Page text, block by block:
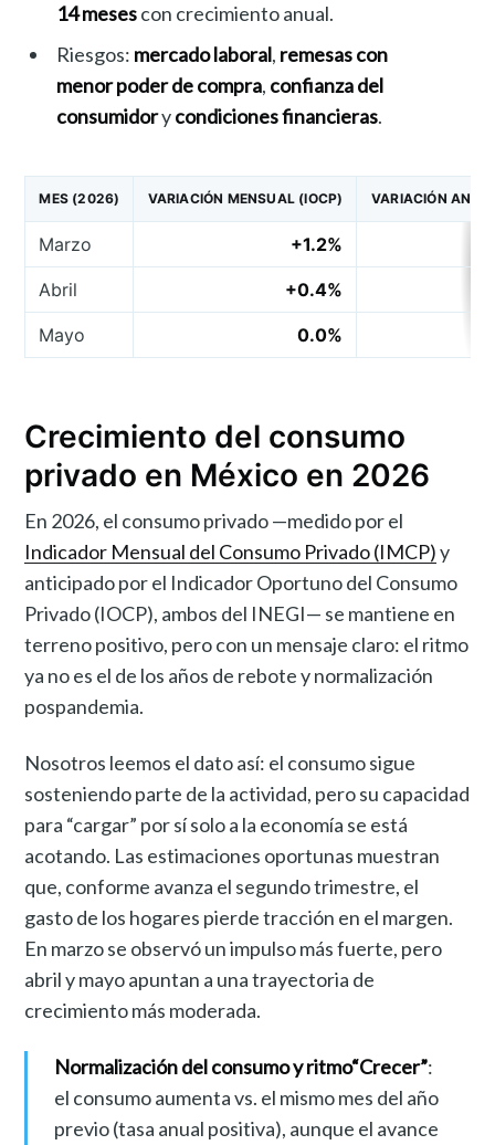
14 mesescon crecimiento anual.
Riesgos: mercado laboral, remesas con
menor poder de compra, confianza del
consumidorycondiciones financieras.
MES (2026) VARIACIÓN MENSUAL (IOCP) VARIACIÓN
Marzo +1.2%
Abril +0.4%
Mayo 0.0%
Crecimiento del consumo
privado en México en 2026
En 2026, el consumo privado —medido por el
Indicador Mensual del Consumo Privado (IMCP)y
anticipado por el Indicador Oportuno del Consumo
Privado (IOCP), ambos del INEGI— se mantiene en
terreno positivo, pero con un mensaje claro: el ritmo
ya no es el de los años de rebote y normalización
pospandemia.
Nosotros leemos el dato así: el consumo sigue
sosteniendo parte de la actividad, pero su capacidad
para “cargar” por sí solo a la economía se está
acotando. Las estimaciones oportunas muestran
que, conforme avanza el segundo trimestre, el
gasto de los hogares pierde tracción en el margen.
En marzo se observó un impulso más fuerte, pero
abril y mayo apuntan a una trayectoria de
crecimiento más moderada.
Normalización del consumo y ritmo“Crecer”:
el consumo aumenta vs. el mismo mes del año
previo (tasa anual positiva), aunque el avance